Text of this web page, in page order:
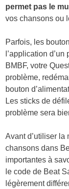
permet pas le
vos chansons ou
Parfois, les
l’application
BMBF, votre
problème,
bouton
Les sticks de
problème sera
Avant d’utiliser
chansons dans
importantes à
le code de Beat
légèrement